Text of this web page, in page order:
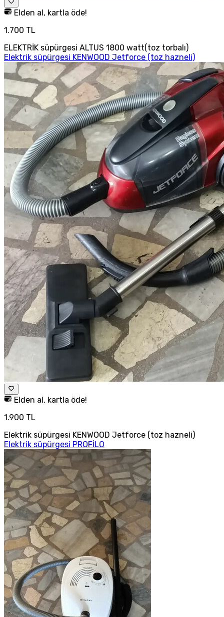
Elden al, kartla öde!
1.700 TL
ELEKTRİK süpürgesi ALTUS 1800 watt(toz torbalı)
Elektrik süpürgesi KENWOOD Jetforce (toz hazneli)
Elden al, kartla öde!
1.900 TL
Elektrik süpürgesi KENWOOD Jetforce (toz hazneli)
Elektrik süpürgesi PROFİLO